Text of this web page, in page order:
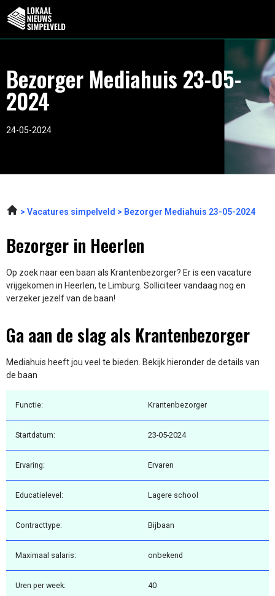
Bezorger Mediahuis 23-05-
2024
24-05-2024
Vacatures simpelveld Bezorger Mediahuis 23-05-2024
Bezorger in Heerlen
Op zoek naar een baan als Krantenbezorger? Er is een vacature
vrijgekomen in Heerlen, te Limburg. Solliciteer vandaag nog en
verzeker jezelf van de baan!
Ga aan de slag als Krantenbezorger
Mediahuis heeft jou veel te bieden. Bekijk hieronder de details van
de baan
Functie: Krantenbezorger
Startdatum: 23-05-2024
Ervaring: Ervaren
Educatielevel: Lagere school
Contracttype: Bijbaan
Maximaal salaris: onbekend
Uren per week: 40